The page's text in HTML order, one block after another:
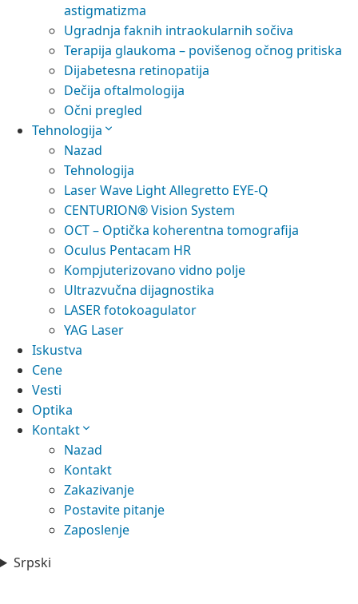
astigmatizma
Ugradnja faknih intraokularnih sočiva
Terapija glaukoma – povišenog očnog pritiska
Dijabetesna retinopatija
Dečija oftalmologija
Očni pregled
Tehnologija
Nazad
Tehnologija
Laser Wave Light Allegretto EYE-Q
CENTURION® Vision System
OCT – Optička koherentna tomografija
Oculus Pentacam HR
Kompjuterizovano vidno polje
Ultrazvučna dijagnostika
LASER fotokoagulator
YAG Laser
Iskustva
Cene
Vesti
Optika
Kontakt
Nazad
Kontakt
Zakazivanje
Postavite pitanje
Zaposlenje
Srpski